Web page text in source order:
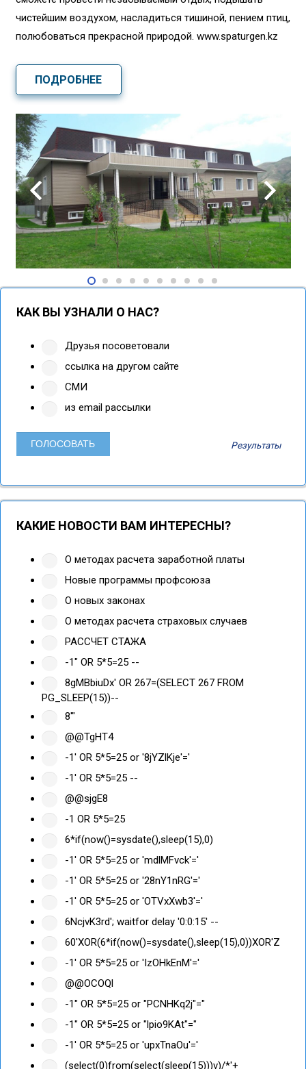
чистейшим воздухом, насладиться тишиной, пением птиц,
полюбоваться прекрасной природой. www.spaturgen.kz
ПОДРОБНЕЕ
КАК ВЫ УЗНАЛИ О НАС?
Друзья посоветовали
ссылка на другом сайте
СМИ
из email рассылки
Результаты
КАКИЕ НОВОСТИ ВАМ ИНТЕРЕСНЫ?
О методах расчета заработной платы
Новые программы профсоюза
О новых законах
О методах расчета страховых случаев
РАССЧЕТ СТАЖА
-1" OR 5*5=25 --
8gMBbiuDx' OR 267=(SELECT 267 FROM
PG_SLEEP(15))--
8'"
@@TgHT4
-1' OR 5*5=25 or '8jYZlKje'='
-1' OR 5*5=25 --
@@sjgE8
-1 OR 5*5=25
6*if(now()=sysdate(),sleep(15),0)
-1' OR 5*5=25 or 'mdlMFvck'='
-1' OR 5*5=25 or '28nY1nRG'='
-1' OR 5*5=25 or 'OTVxXwb3'='
6NcjvK3rd'; waitfor delay '0:0:15' --
60'XOR(6*if(now()=sysdate(),sleep(15),0))XOR'Z
-1' OR 5*5=25 or 'IzOHkEnM'='
@@OCOQl
-1" OR 5*5=25 or "PCNHKq2j"="
-1" OR 5*5=25 or "lpio9KAt"="
-1' OR 5*5=25 or 'upxTnaOu'='
(select(0)from(select(sleep(15)))v)/*'+